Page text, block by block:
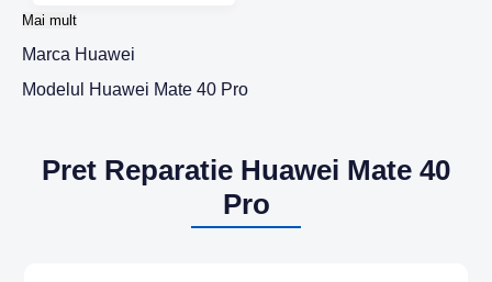
Mai mult
Marca Huawei
Modelul
Huawei Mate 40 Pro
Pret Reparatie Huawei Mate 40
Pro